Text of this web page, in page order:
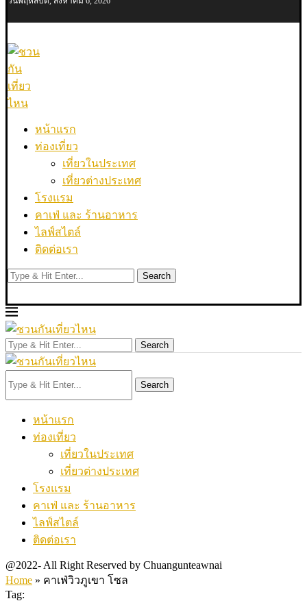
หน้าแรก
ท่องเที่ยว
เที่ยวในประเทศ
เที่ยวต่างประเทศ
โรงแรม
คาเฟ่ และ ร้านอาหาร
ไลฟ์สไตล์
ติดต่อเรา
Search
Search
Search
หน้าแรก
ท่องเที่ยว
เที่ยวในประเทศ
เที่ยวต่างประเทศ
โรงแรม
คาเฟ่ และ ร้านอาหาร
ไลฟ์สไตล์
ติดต่อเรา
@2022- All Right Reserved by Chuangunteawnai
Home » คาเฟ่วิวภูเขา โซล
Tag: